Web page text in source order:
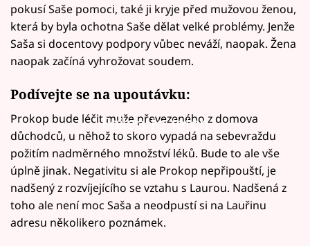
pokusí Saše pomoci, také ji kryje před mužovou ženou,
která by byla ochotna Saše dělat velké problémy. Jenže
Saša si docentovy podpory vůbec neváží, naopak. Žena
naopak začíná vyhrožovat soudem.
Podívejte se na upoutávku:
Failed to fetch
Prokop bude léčit muže převezeného z domova
důchodců, u něhož to skoro vypadá na sebevraždu
požitím nadměrného množství léků. Bude to ale vše
úplně jinak. Negativitu si ale Prokop nepřipouští, je
nadšený z rozvíjejícího se vztahu s Laurou. Nadšená z
toho ale není moc Saša a neodpustí si na Lauřinu
adresu několikero poznámek.